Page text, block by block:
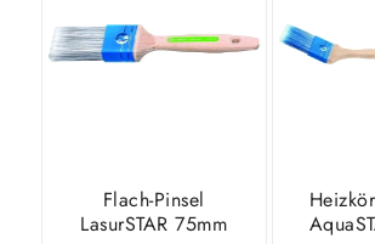
Flach-Pinsel
LasurSTAR 75mm